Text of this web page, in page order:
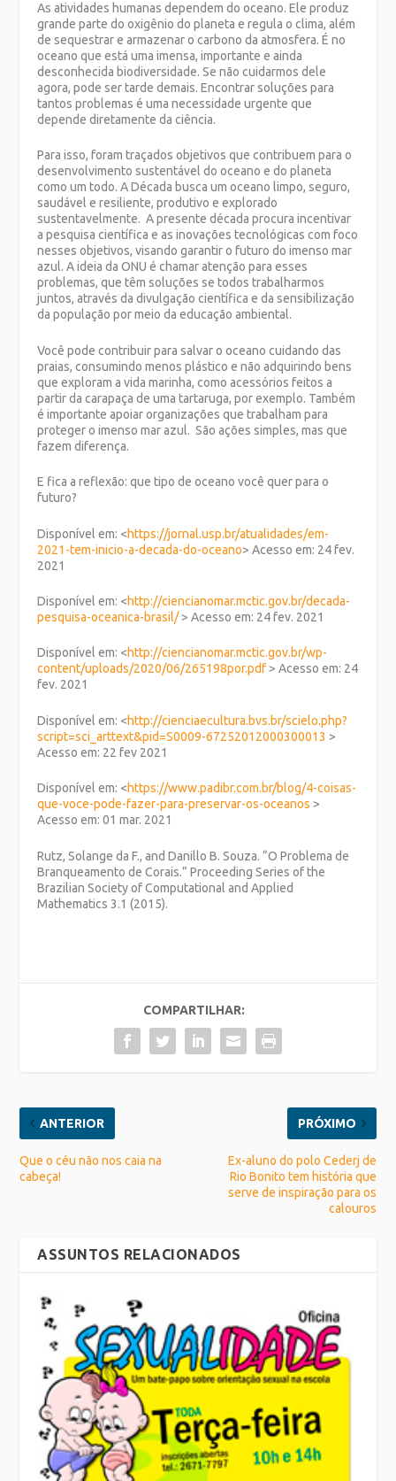
As atividades humanas dependem do oceano. Ele produz
grande parte do oxigênio do planeta e regula o clima, além
de sequestrar e armazenar o carbono da atmosfera. É no
oceano que está uma imensa, importante e ainda
desconhecida biodiversidade. Se não cuidarmos dele
agora, pode ser tarde demais. Encontrar soluções para
tantos problemas é uma necessidade urgente que
depende diretamente da ciência.
Para isso, foram traçados objetivos que contribuem para o
desenvolvimento sustentável do oceano e do planeta
como um todo. A Década busca um oceano limpo, seguro,
saudável e resiliente, produtivo e explorado
sustentavelmente. A presente década procura incentivar
a pesquisa científica e as inovações tecnológicas com foco
nesses objetivos, visando garantir o futuro do imenso mar
azul.A ideia da ONU é chamar atenção para esses
problemas, que têm soluções se todos trabalharmos
juntos, através da divulgação científica e da sensibilização
da população por meio da educação ambiental.
Você pode contribuir para salvar o oceano cuidando das
praias, consumindo menos plástico e não adquirindo bens
que exploram a vida marinha, como acessórios feitos a
partir da carapaça de uma tartaruga, por exemplo. Também
é importante apoiar organizações que trabalham para
proteger o imenso mar azul. São ações simples, mas que
fazem diferença.
E fica a reflexão: que tipo de oceano você quer para o
futuro?
Disponível em: <https://jornal.usp.br/atualidades/em-
2021-tem-inicio-a-decada-do-oceano> Acesso em: 24 fev.
2021
Disponível em: <http://ciencianomar.mctic.gov.br/decada-
pesquisa-oceanica-brasil/> Acesso em: 24 fev. 2021
Disponível em: <http://ciencianomar.mctic.gov.br/wp-
content/uploads/2020/06/265198por.pdf > Acesso em: 24
fev. 2021
Disponível em: <http://cienciaecultura.bvs.br/scielo.php?
script=sci_arttext&pid=S0009-67252012000300013 >
Acesso em: 22 fev 2021
Disponível em: <https://www.padibr.com.br/blog/4-coisas-
que-voce-pode-fazer-para-preservar-os-oceanos >
Acesso em: 01 mar. 2021
Rutz, Solange da F., and Danillo B. Souza. “O Problema de
Branqueamento de Corais.”Proceeding Series of the
Brazilian Society of Computational and Applied
Mathematics 3.1 (2015).
COMPARTILHAR:
ANTERIOR
Que o céu não nos caia na
cabeça!
PRÓXIMO
Ex-aluno do polo Cederj de
Rio Bonito tem história que
serve de inspiração para os
calouros
ASSUNTOS RELACIONADOS